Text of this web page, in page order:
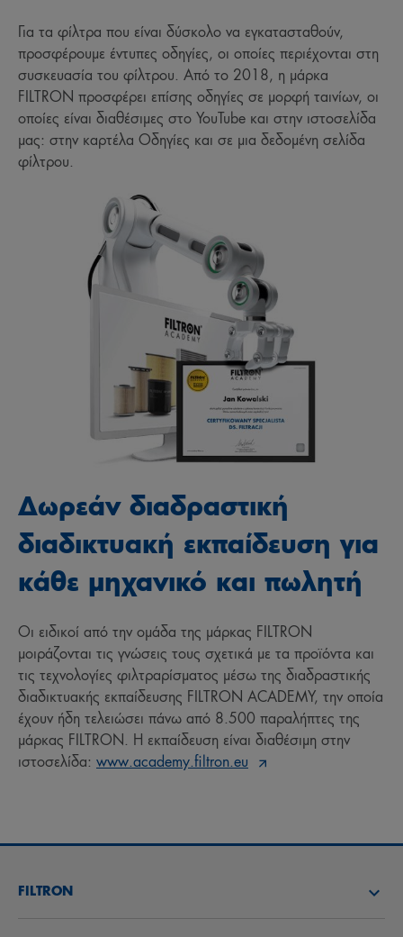
Για τα φίλτρα που είναι δύσκολο να εγκατασταθούν,
προσφέρουμε έντυπες οδηγίες, οι οποίες περιέχονται στη
συσκευασία του φίλτρου. Από το 2018, η μάρκα
FILTRON προσφέρει επίσης οδηγίες σε μορφή ταινίων, οι
οποίες είναι διαθέσιμες στο YouTube και στην ιστοσελίδα
μας: στην καρτέλα Οδηγίες και σε μια δεδομένη σελίδα
φίλτρου.
Δωρεάν διαδραστική
διαδικτυακή εκπαίδευση για
κάθε μηχανικό και πωλητή
Οι ειδικοί από την ομάδα της μάρκας FILTRON
μοιράζονται τις γνώσεις τους σχετικά με τα προϊόντα και
τις τεχνολογίες φιλτραρίσματος μέσω της διαδραστικής
διαδικτυακής εκπαίδευσης FILTRON ACADEMY, την οποία
έχουν ήδη τελειώσει πάνω από 8.500 παραλήπτες της
μάρκας FILTRON. Η εκπαίδευση είναι διαθέσιμη στην
ιστοσελίδα: www.academy.filtron.eu
FILTRON